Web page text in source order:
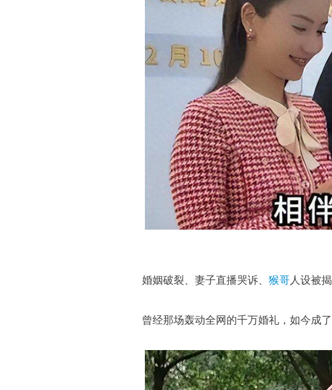
婚姻破裂、妻子直播哭诉、 猴哥人设被揭
曾经那场轰动全网的千万婚礼，如今成了